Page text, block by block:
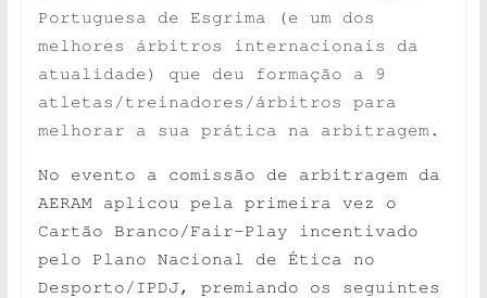
Portuguesa de Esgrima (e um dos
melhores árbitros internacionais da
atualidade) que deu formação a 9
atletas/treinadores/árbitros para
melhorar a sua prática na arbitragem.
No evento a comissão de arbitragem da
AERAM aplicou pela primeira vez o
Cartão Branco/Fair-Play incentivado
pelo Plano Nacional de Ética no
Desporto/IPDJ, premiando os seguintes